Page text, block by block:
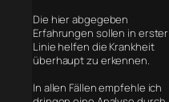
Die hier abgegeben
Erfahrungen sollen in erster
Linie helfen die Krankheit
überhaupt zu erkennen.
In allen Fällen empfehle ich